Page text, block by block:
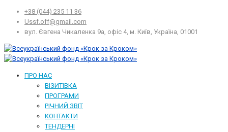
+38 (044) 235 11 36
Ussf.off@gmail.com
вул. Євгена Чикаленка 9а, офіс 4, м. Київ, Україна, 01001
ПРО НАС
ВІЗИТІВКА
ПРОГРАМИ
РІЧНИЙ ЗВІТ
КОНТАКТИ
ТЕНДЕРНІ